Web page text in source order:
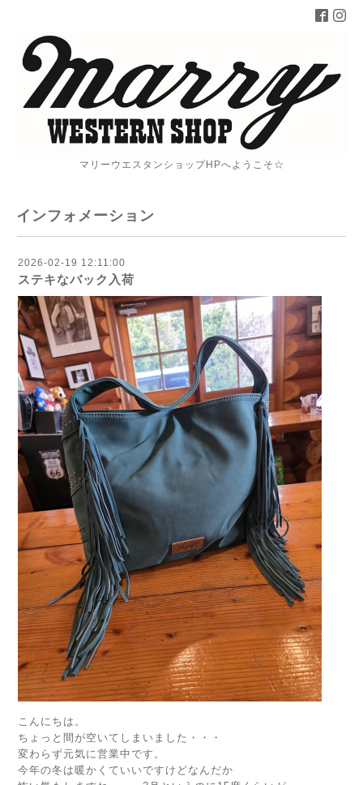
マリーウエスタンショップHPへようこそ☆
インフォメーション
2026-02-19 12:11:00
ステキなバック入荷
こんにちは。
ちょっと間が空いてしまいました・・・
変わらず元気に営業中です。
今年の冬は暖かくていいですけどなんだか